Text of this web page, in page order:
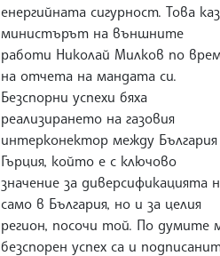
енергийната сигурност. Това
министърът на външните
работи Николай Милков по
на отчета на мандата си.
Безспорни успехи бяха
реализирането на газовия
интерконектор между България
Гърция, който е с ключово
значение за диверсификацията
само в България, но и за целия
регион, посочи той. По думите
безспорен успех са и